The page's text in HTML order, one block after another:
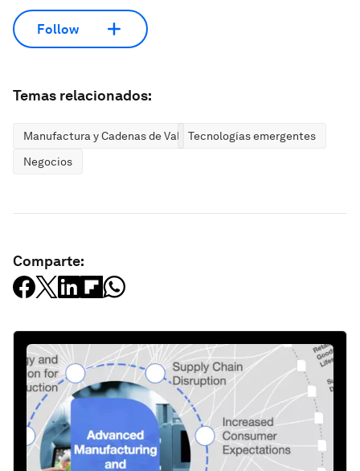
Follow
Temas relacionados:
Manufactura y Cadenas de ValorTecnologías emergentes
Negocios
Comparte: